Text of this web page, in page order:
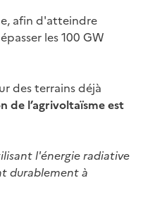
afin d'atteindre
les 100 GW
des terrains déjà
de l’agrivoltaïsme est
l'énergie radiative
durablement à